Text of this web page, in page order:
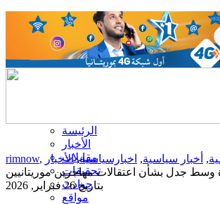
الرئيسة
الأخبار
مقابلات
تحقيقات
حوادث
مواقع
rimnow, , أخبار سياسية, اخبارسياسية,الأخبار
وسط جدل بشأن اعتقالات مهاجرين موريتانيين
بتاريخ 26 فبراير, 2026